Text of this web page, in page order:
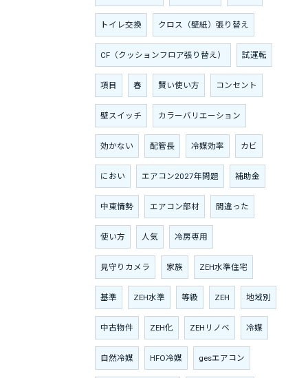
トイレ交換 クロス（壁紙）張り替え
CF（クッションフロア張り替え） 試運転
項目 春 賢い使い方 コンセント
壁スイッチ カラーバリエーション
効かない 配管長 冷媒効率 カビ
におい エアコン2027年問題 補助金
中東情勢 エアコン部材 間違った
使い方 人気 冷房専用
見守りカメラ 家族 ZEH水準住宅
基準 ZEH水準 等級 ZEH 地域別
中古物件 ZEH化 ZEHリノベ 冷媒
自然冷媒 HFO冷媒 gesエアコン